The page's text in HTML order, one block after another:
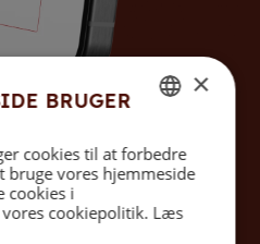
ENGLISH
×
BRUGER
cookies til at forbedre
bruge vores hjemmeside
cookies i
cookiepolitik. Læs